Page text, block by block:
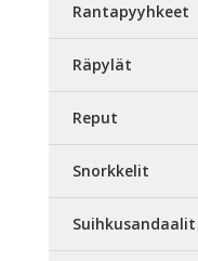
Rantapyyhkeet
Räpylät
Reput
Snorkkelit
Suihkusandaalit